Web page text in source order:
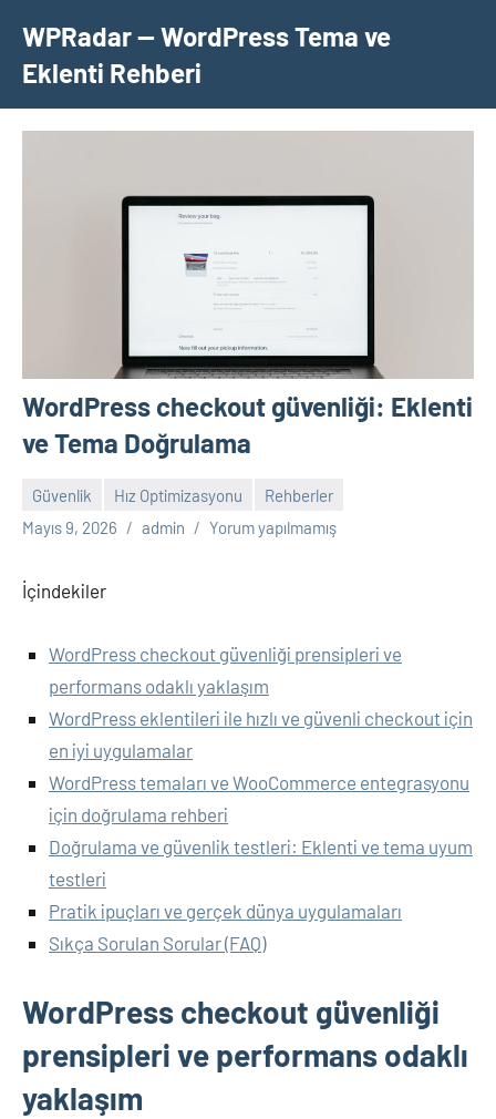
geçWPRadar — WordPress Tema ve
Eklenti Rehberi
WordPress checkout güvenliği: Eklenti
ve Tema Doğrulama
Güvenlik Hız Optimizasyonu
Rehberler
Mayıs 9, 2026
admin Yorum yapılmamış
İçindekiler
WordPress checkout güvenliği prensipleri ve
performans odaklı yaklaşım
WordPress eklentileri ile hızlı ve güvenli checkout için
en iyi uygulamalar
WordPress temaları ve WooCommerce entegrasyonu
için doğrulama rehberi
Doğrulama ve güvenlik testleri: Eklenti ve tema uyum
testleri
Pratik ipuçları ve gerçek dünya uygulamaları
Sıkça Sorulan Sorular (FAQ)
WordPress checkout güvenliği
prensipleri ve performans odaklı
yaklaşım